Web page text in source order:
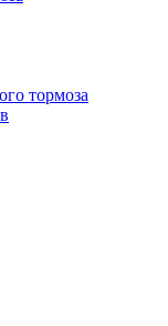
тормоза